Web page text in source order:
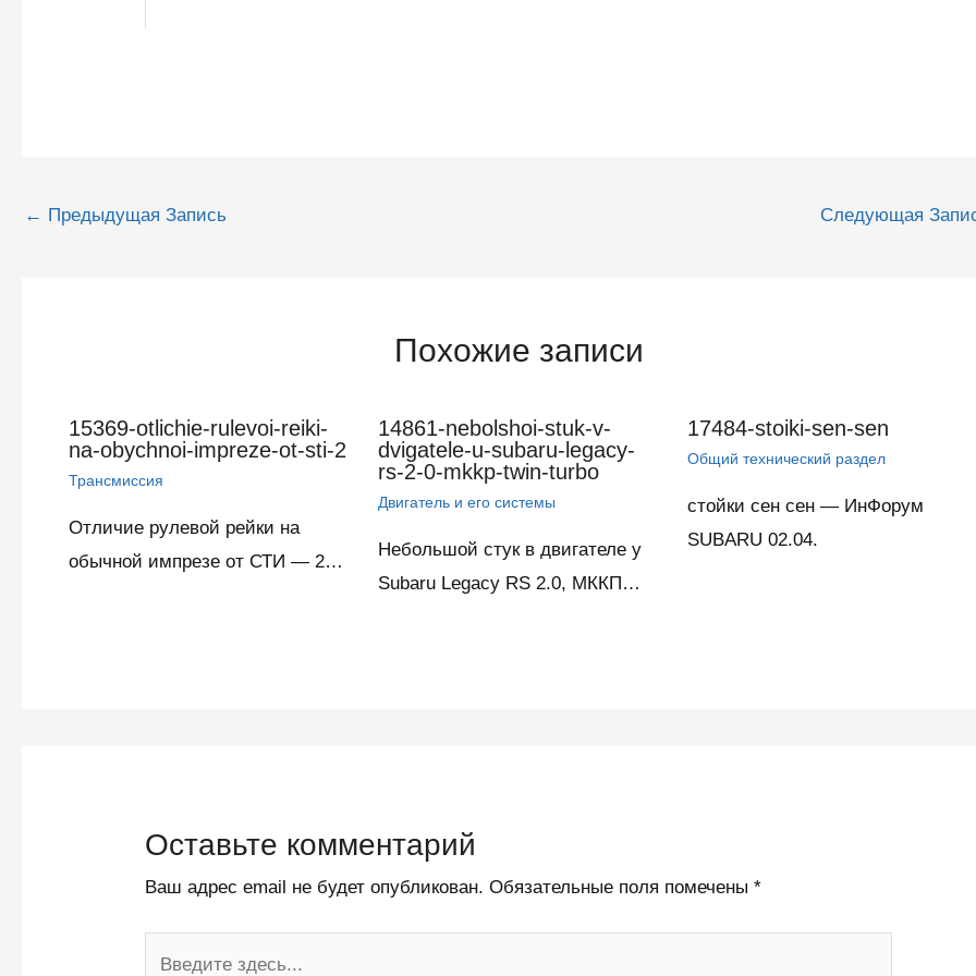
Навигация
← Предыдущая Запись Следующая
Похожие записи
15369-otlichie-rulevoi-reiki-
na-obychnoi-impreze-ot-sti-2
Трансмиссия
Отличие рулевой рейки на
обычной импрезе от СТИ — 2…
14861-nebolshoi-stuk-v-
dvigatele-u-subaru-legacy-
rs-2-0-mkkp-twin-turbo
Двигатель и его системы
Небольшой стук в двигателе у
Subaru Legacy RS 2.0, МККП…
17484-stoiki-sen-sen
Общий технический раздел
стойки сен сен — ИнФорум
SUBARU 02.04.
Оставьте комментарий
Ваш адрес email не будет опубликован. Обязательные поля помечены*